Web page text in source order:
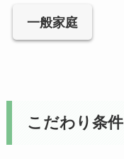
一般家庭
こだわり条件